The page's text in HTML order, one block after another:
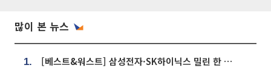
많이 본 뉴스
1. [베스트&워스트] 삼성전자·SK하이닉스 밀린 한 주…상상인증권은 85% 급등